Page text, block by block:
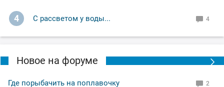
4 С рассветом у воды... 4
Новое на форуме
Где порыбачить на поплавочку 2